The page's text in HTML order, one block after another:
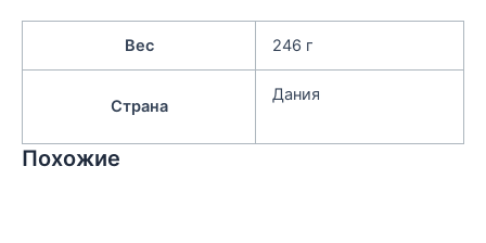
Вес 246 г
Страна
Дания
Похожие